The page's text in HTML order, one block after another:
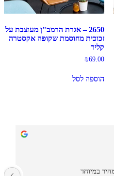
2650 – אגרת הרמב"ן מעוצבת על
זכוכית מחוסמת שקופה אקסטרה
קליר
₪69.00
הוספה לסל
במיוחד